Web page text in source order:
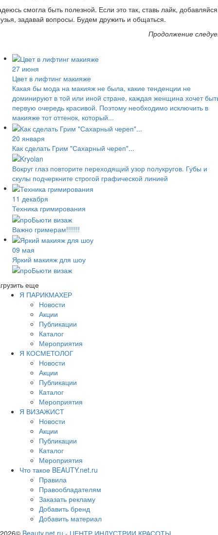
смогла быть полезной. Если это так, ставь лайк,
задавай вопросы. Будем дружить и общаться.
Продолжение
27 июня
Цвет в лифтинг макияже
Какая бы мода на макияж не была, какие тенденции не
доминируют в той или иной стране, каждая женщина хочет
первую очередь красивой. Поэтому необходимо исключить в
макияже тот оттенок, который...
20 января
Как сделать Грим "Сахарный череп"...
Вокруг глаз повторите переходящий узор полукругов. Губы и
скулы подчеркните строгой графической линией
11 декабря
Техника гримирования
Важно гримерам!!!!!!!
09 мая
Яркий макияж для шоу
еще
Я ПАРИКМАХЕР
Новости
Акции
Публикации
Каталог
Мероприятия
Я КОСМЕТОЛОГ
Новости
Акции
Публикации
Каталог
Мероприятия
Я ВИЗАЖИСТ
Новости
Акции
Публикации
Каталог
Мероприятия
Что такое BEAUTY.net.ru
Правила
Правообладателям
Заказать рекламу
Добавить бренд
Добавить материал